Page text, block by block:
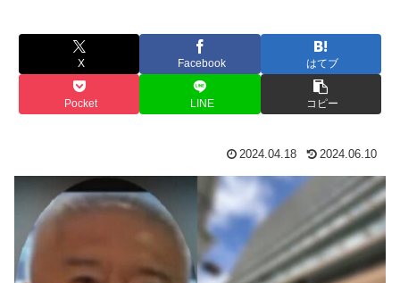
X Facebook はてブ
Pocket LINE コピー
2024.04.18 2024.06.10